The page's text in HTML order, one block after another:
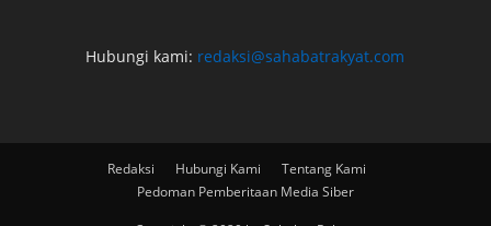
Hubungi kami: redaksi@sahabatrakyat.com
Redaksi Hubungi Kami
Tentang Kami
Pedoman Pemberitaan Media Siber